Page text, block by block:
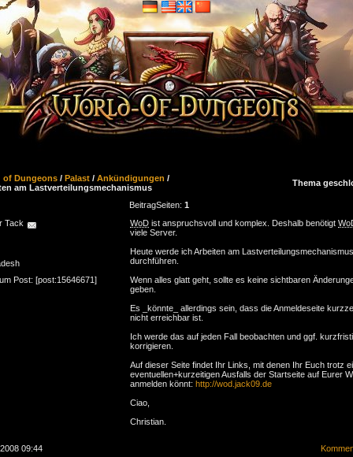
of Dungeons / Palast / Ankündigungen /
am Lastverteilungsmechanismus
Thema
BeitragSeiten: 1
Tack
Post: [post:15646671]
WoD ist anspruchsvoll und komplex. Deshalb benötigt
viele Server.
Heute werde ich Arbeiten am Lastverteilungsmechanismus
durchführen.
Wenn alles glatt geht, sollte es keine sichtbaren
geben.
Es _könnte_ allerdings sein, dass die Anmeldeseite
nicht erreichbar ist.
Ich werde das auf jeden Fall beobachten und ggf.
korrigieren.
Auf dieser Seite findet Ihr Links, mit denen Ihr Euch trotz
eventuellen+kurzeitigen Ausfalls der Startseite auf Eurer
anmelden könnt: http://wod.jack09.de
Ciao,
Christian.
09:44